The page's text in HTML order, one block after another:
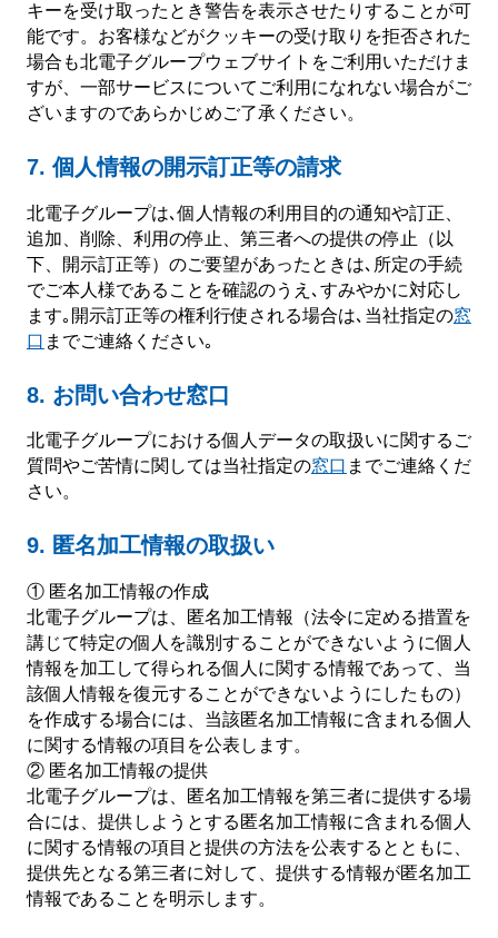
キーを受け取ったとき警告を表示させたりすることが可
能です。お客様などがクッキーの受け取りを拒否された
場合も北電子グループウェブサイトをご利用いただけま
すが、一部サービスについてご利用になれない場合がご
ざいますのであらかじめご了承ください。
7. 個人情報の開示訂正等の請求
北電子グループは､個人情報の利用目的の通知や訂正、
追加、削除、利用の停止、第三者への提供の停止（以
下、開示訂正等）のご要望があったときは､所定の手続
でご本人様であることを確認のうえ､すみやかに対応し
ます｡開示訂正等の権利行使される場合は､当社指定の窓
口 までご連絡ください｡
8. お問い合わせ窓口
北電子グループにおける個人データの取扱いに関するご
質問やご苦情に関しては当社指定の窓口 までご連絡くだ
さい。
9. 匿名加工情報の取扱い
① 匿名加工情報の作成
北電子グループは、匿名加工情報（法令に定める措置を
講じて特定の個人を識別することができないように個人
情報を加工して得られる個人に関する情報であって、当
該個人情報を復元することができないようにしたもの）
を作成する場合には、当該匿名加工情報に含まれる個人
に関する情報の項目を公表します。
② 匿名加工情報の提供
北電子グループは、匿名加工情報を第三者に提供する場
合には、提供しようとする匿名加工情報に含まれる個人
に関する情報の項目と提供の方法を公表するとともに、
提供先となる第三者に対して、提供する情報が匿名加工
情報であることを明示します。